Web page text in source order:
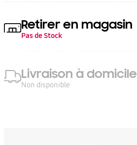
Retirer en magasin
Pas de Stock
Livraison à domicile
Non disponible